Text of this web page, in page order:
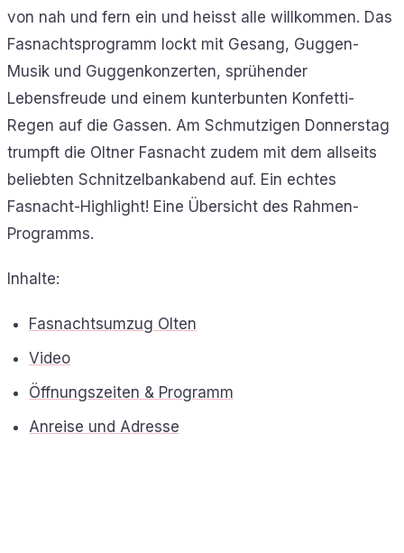
von nah und fern ein und heisst alle willkommen. Das
Fasnachtsprogramm lockt mit Gesang, Guggen-
Musik und Guggenkonzerten, sprühender
Lebensfreude und einem kunterbunten Konfetti-
Regen auf die Gassen. Am Schmutzigen Donnerstag
trumpft die Oltner Fasnacht zudem mit dem allseits
beliebten Schnitzelbankabend auf. Ein echtes
Fasnacht-Highlight! Eine Übersicht des Rahmen-
Programms.
Inhalte:
Fasnachtsumzug Olten
Video
Öffnungszeiten & Programm
Anreise und Adresse